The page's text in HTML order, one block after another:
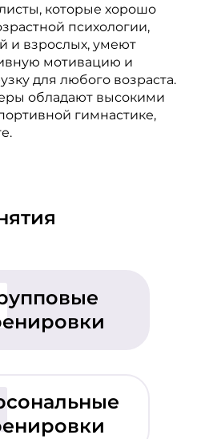
которые хорошо
психологии,
и взрослых, умеют
мотивацию и
для любого возраста.
обладают высокими
гимнастике,